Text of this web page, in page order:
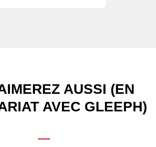
AUSSI (EN
AVEC GLEEPH)